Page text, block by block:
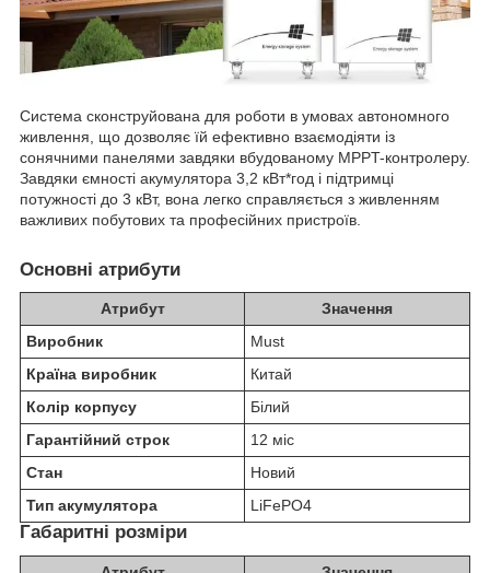
Система сконструйована для роботи в умовах автономного
живлення, що дозволяє їй ефективно взаємодіяти із
сонячними панелями завдяки вбудованому MPPT-контролеру.
Завдяки ємності акумулятора 3,2 кВт*год і підтримці
потужності до 3 кВт, вона легко справляється з живленням
важливих побутових та професійних пристроїв.
Основні атрибути
Атрибут
Значення
Виробник
Must
Країна виробник
Китай
Колір корпусу
Білий
Гарантійний строк
12 міс
Стан
Новий
Тип акумулятора
LiFePO4
Габаритні розміри